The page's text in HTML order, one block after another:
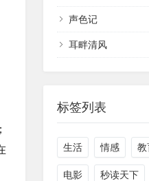
声色记
耳畔清风
标签列表
生活 情感 教
电影 秒读天下